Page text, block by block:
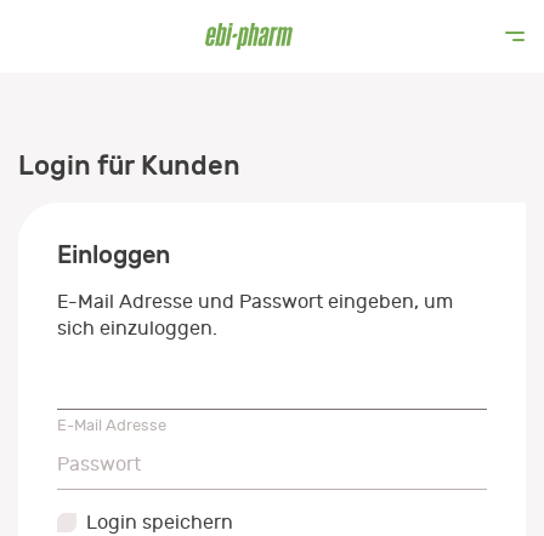
Login für Kunden
Einloggen
E-Mail Adresse und Passwort eingeben, um
sich einzuloggen.
E-Mail Adresse
Passwort
Passwort
Login speichern